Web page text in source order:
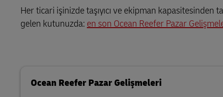
Her ticari işinizde taşıyıcı ve ekipman
gelen kutunuzda: en son Ocean Reefer Pazar
Ocean Reefer Pazar Gelişmeleri